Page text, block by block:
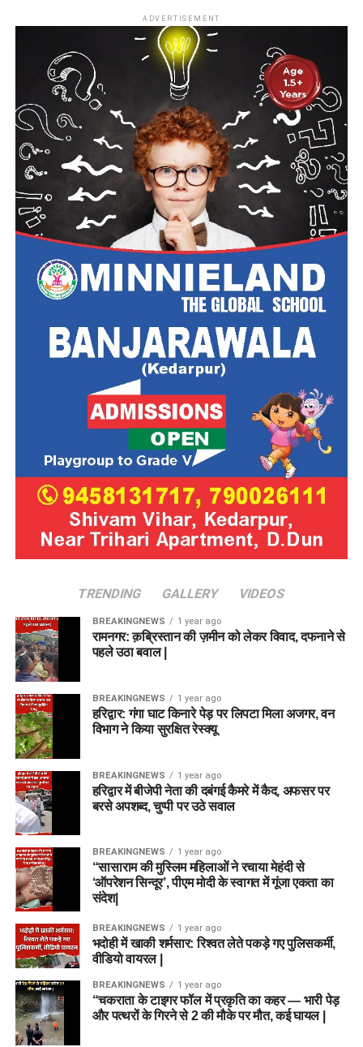
ADVERTISEMENT
TRENDING GALLERY VIDEOS
BREAKINGNEWS 1 year ago
रामनगर: क़ब्रिस्तान की ज़मीन को लेकर विवाद, दफनाने से
पहले उठा बवाल |
BREAKINGNEWS 1 year ago
हरिद्वार: गंगा घाट किनारे पेड़ पर लिपटा मिला अजगर, वन
विभाग ने किया सुरक्षित रेस्क्यू
BREAKINGNEWS 1 year ago
हरिद्वार में बीजेपी नेता की दबंगई कैमरे में कैद, अफसर पर
बरसे अपशब्द, चुप्पी पर उठे सवाल
BREAKINGNEWS 1 year ago
“सासाराम की मुस्लिम महिलाओं ने रचाया मेहंदी से
‘ऑपरेशन सिन्दूर’, पीएम मोदी के स्वागत में गूंजा एकता का
संदेश|
BREAKINGNEWS 1 year ago
भदोही में खाकी शर्मसार: रिश्वत लेते पकड़े गए पुलिसकर्मी,
वीडियो वायरल |
BREAKINGNEWS 1 year ago
“चकराता के टाइगर फॉल में प्रकृति का कहर — भारी पेड़
और पत्थरों के गिरने से 2 की मौके पर मौत, कई घायल |